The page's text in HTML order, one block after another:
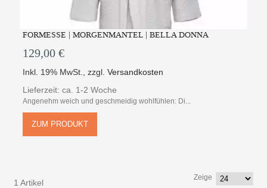
FORMESSE | MORGENMANTEL | BELLA DONNA
129,00 €
Inkl. 19% MwSt. ,zzgl.Versandkosten
Lieferzeit: ca. 1-2 Woche
Angenehm weich und geschmeidig wohlfühlen: Di...
ZUM PRODUKT
1 Artikel
Zeige